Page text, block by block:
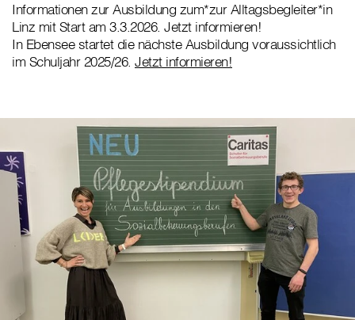
Informationen zur Ausbildung zum*zur Alltagsbegleiter*in
Linz mit Start am 3.3.2026. Jetzt informieren!
In Ebensee startet die nächste Ausbildung voraussichtlich
im Schuljahr 2025/26. Jetzt informieren!